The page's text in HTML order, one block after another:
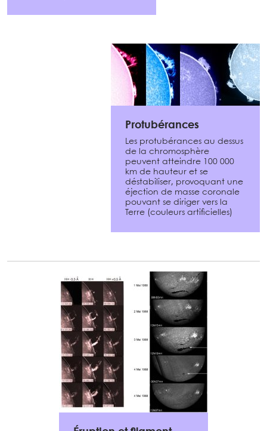
Protubérances
Les protubérances au dessus
de la chromosphère
peuvent atteindre 100 000
km de hauteur et se
déstabiliser, provoquant une
éjection de masse coronale
pouvant se diriger vers la
Terre (couleurs artificielles)